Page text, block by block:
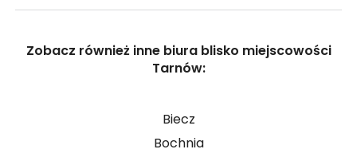
Zobacz również inne biura blisko miejscowości
Tarnów:
Biecz
Bochnia